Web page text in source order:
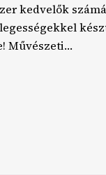
kedvelők
Művészeti…